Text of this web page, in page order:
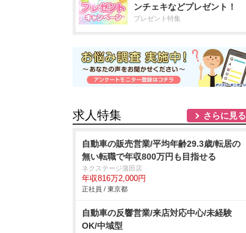
ンチェキなどプレゼント！
プレゼント特集
求人特集 さらに見る
自動車の販売営業/平均年齢29.3歳/転居の
無い転職で年収800万円も目指せる
ネクステージ蒲田店
年収816万2,000円
正社員 / 東京都
自動車の反響営業/来店対応中心/未経験
OK/中域型